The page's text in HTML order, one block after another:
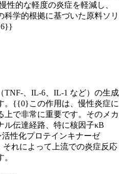
性的な軽度の炎症を軽減し、
学的根拠に基づいた原料ソリ
TNF-、IL-6、IL-1 など）の生成
。{{0}この作用は、慢性炎症に
上で非常に重要です。そのメカ
ル伝達経路、特に核因子κB
性化プロテインキナーゼ
れによって上流での炎症反応